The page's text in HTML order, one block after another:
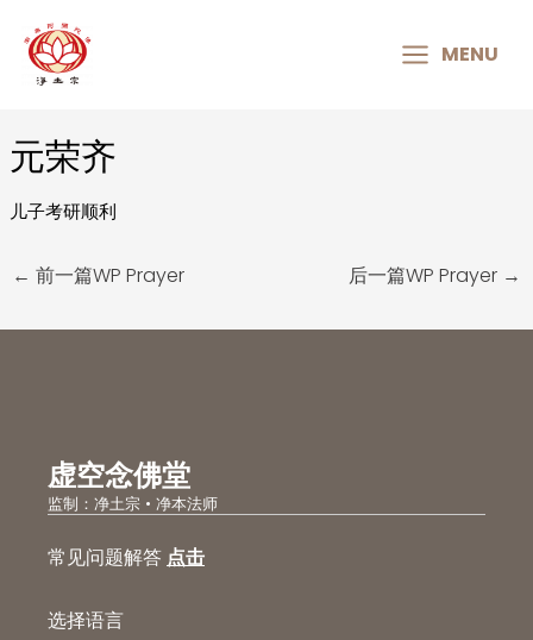
MENU
MENU
元荣齐
儿子考研顺利
Post
navigation
← 前一篇WP Prayer 后一篇WP Prayer →
虚空念佛堂
监制：净土宗 • 净本法师
常见问题解答 点击
选择语言